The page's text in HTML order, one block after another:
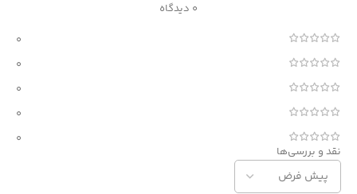
0 دیدگاه
0
0
0
0
0
نقد و بررسی‌ها